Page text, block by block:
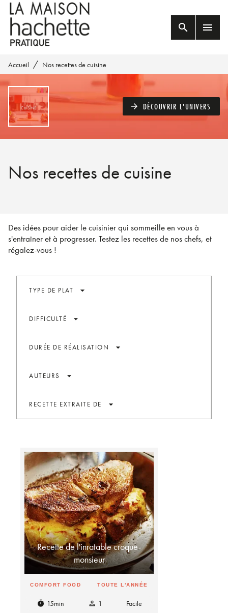
MENU RECHERCHE
PIED DE PAGE
search menu
Accueil / Nos recettes de cuisine
arrow_forward DÉCOUVRIR L'UNIVERS
Nos recettes de cuisine
Des idées pour aider le cuisinier qui sommeille en vous à
s'entraîner et à progresser. Testez les recettes de nos chefs, et
régalez-vous !
TYPE DE PLAT arrow_drop_down
DIFFICULTÉ arrow_drop_down
DURÉE DE RÉALISATION arrow_drop_down
AUTEURS arrow_drop_down
RECETTE EXTRAITE DE arrow_drop_down
Recette de l'inratable croque-
monsieur
COMFORT FOOD TOUTE L'ANNÉE
timer 15min person_outline 1 Facile